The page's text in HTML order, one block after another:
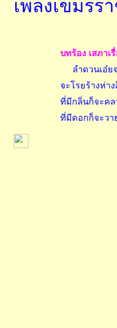
เพลงเขมร
บทร้อง เสภา
ลำดวนเอ๋ย
จะโรยร้างห่า
ที่มีกลิ่นก็จะค
ที่มีดอกก็จะวา